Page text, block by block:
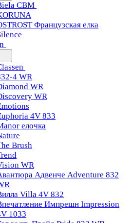
CBM
Французская елка
4 WR
WR
WR
4V 833
елочка
Brush
WR
Адвенче Adventure 832
Villa 4V 832
Импрешн Impression
1033